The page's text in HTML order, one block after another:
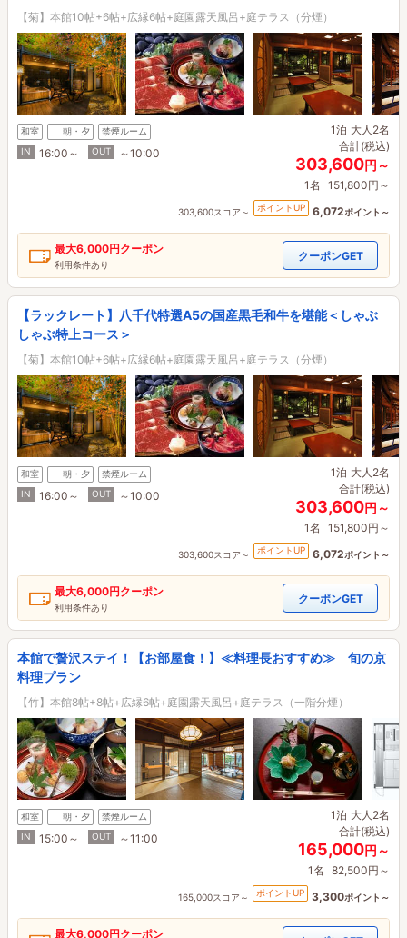
【菊】本館10帖+6帖+広縁6帖+庭園露天風呂+庭テラス（分煙）
和室 朝・夕
禁煙ルーム
IN
16:00～ OUT ～10:00
1泊 大人2名
合計(税込)
303,600円～
1名 151,800円～
303,600スコア～ ポイントUP 6,072ポイント～
最大6,000円クーポン
利用条件あり
クーポンGET
【ラックレート】八千代特選A5の国産黒毛和牛を堪能＜しゃぶ
しゃぶ特上コース＞
【菊】本館10帖+6帖+広縁6帖+庭園露天風呂+庭テラス（分煙）
和室 朝・夕
禁煙ルーム
IN
16:00～ OUT ～10:00
1泊 大人2名
合計(税込)
303,600円～
1名 151,800円～
303,600スコア～ ポイントUP 6,072ポイント～
最大6,000円クーポン
利用条件あり
クーポンGET
本館で贅沢ステイ！【お部屋食！】≪料理長おすすめ≫ 旬の京
料理プラン
【竹】本館8帖+8帖+広縁6帖+庭園露天風呂+庭テラス（一階分煙）
和室 朝・夕
禁煙ルーム
IN
15:00～ OUT ～11:00
1泊 大人2名
合計(税込)
165,000円～
1名 82,500円～
165,000スコア～ ポイントUP 3,300ポイント～
最大6,000円クーポン